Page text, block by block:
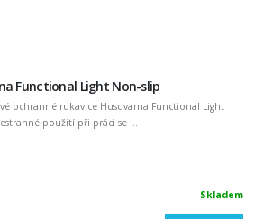
Functional Light Non-slip
ochranné rukavice Husqvarna Functional Light
použití při práci se ...
Skladem